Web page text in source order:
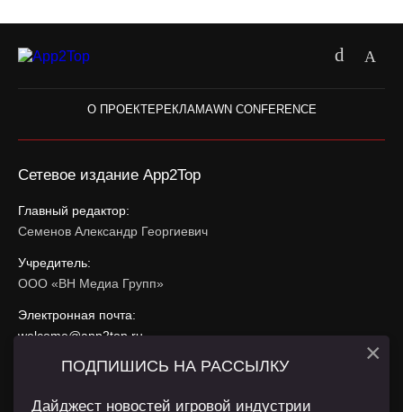
О ПРОЕКТЕ РЕКЛАМАWN CONFERENCE
Сетевое издание App2Top
Главный редактор:
Семенов Александр Георгиевич
Учредитель:
ООО «ВН Медиа Групп»
Электронная почта:
welcome@app2top.ru
При использовании материалов активная ссылка на
ПОДПИШИСЬ НА РАССЫЛКУ
Дайджест новостей игровой индустрии
×